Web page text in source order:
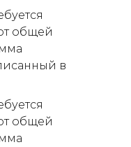
общей
в
общей